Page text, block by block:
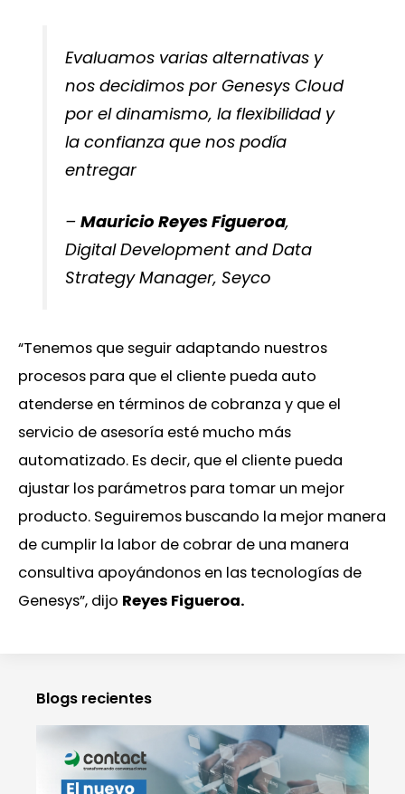
Evaluamos varias alternativas y
nos decidimos por Genesys Cloud
por el dinamismo, la flexibilidad y
la confianza que nos podía
entregar
–Mauricio Reyes Figueroa,
Digital Development and Data
Strategy Manager, Seyco
“Tenemos que seguir adaptando nuestros
procesos para que el cliente pueda auto
atenderse en términos de cobranza y que el
servicio de asesoría esté mucho más
automatizado. Es decir, que el cliente pueda
ajustar los parámetros para tomar un mejor
producto. Seguiremos buscando la mejor manera
de cumplir la labor de cobrar de una manera
consultiva apoyándonos en las tecnologías de
Genesys”, dijo Reyes Figueroa.
Blogs recientes